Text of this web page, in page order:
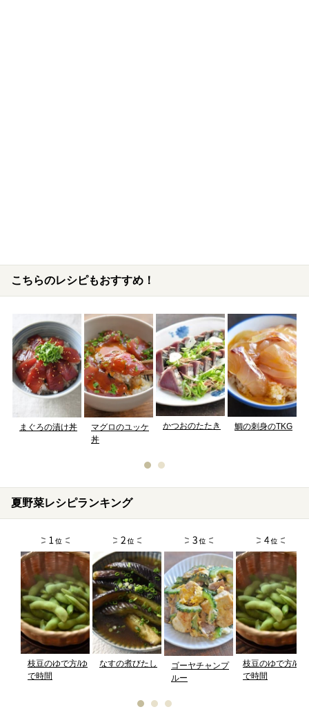
こちらのレシピもおすすめ！
まぐろの漬け丼
マグロのユッケ
丼
かつおのたたき 鯛の刺身のTKG
夏野菜レシピランキング
枝豆のゆで方/ゆ
で時間
なすの煮びたし
ゴーヤチャンプ
ルー
枝豆のゆで方/ゆ
で時間